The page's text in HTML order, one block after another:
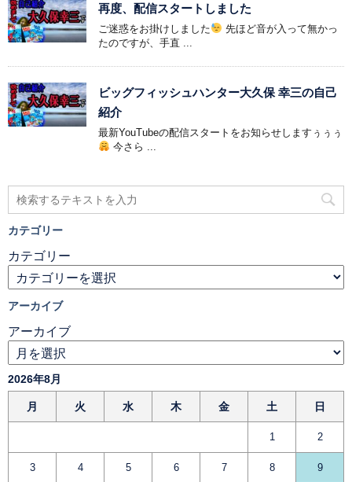
再度、配信スタートしました
ご迷惑をお掛けしました
先ほど音が入って無かっ
たのですが、手直 ...
ビッグフィッシュハンター大久保 幸三の自己
紹介
最新YouTubeの配信スタートをお知らせしますぅぅぅ
今さら ...
カテゴリー
カテゴリー
アーカイブ
アーカイブ
2026年8月
月 火 水 木 金 土 日
1 2
3 4 5 6 7 8 9